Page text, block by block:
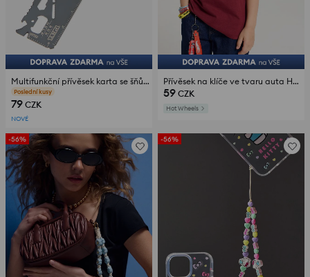
Multifunkční přívěsek karta se šňůrkou
Poslední kusy
79 CZK
NOVÉ
Přívěsek na klíče ve tvaru auta Hot Wheels
59 CZK
Hot Wheels
-56% -56%